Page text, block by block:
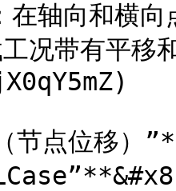
向和横向
工况带有
点位移）